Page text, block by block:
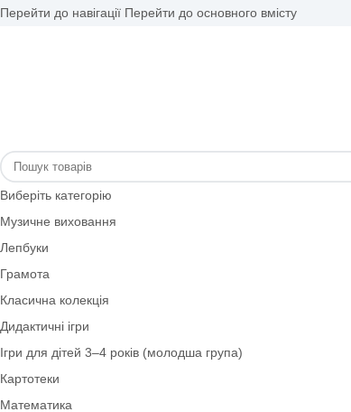
Перейти до навігаціїПерейти до основного вмісту
Виберіть категорію
Лепбуки
Грамота
Класична колекція
Дидактичні ігри